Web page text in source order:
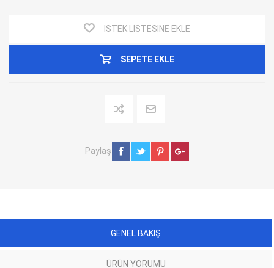
İSTEK LISTESINE EKLE
SEPETE EKLE
Paylaş
GENEL BAKIŞ
ÜRÜN YORUMU